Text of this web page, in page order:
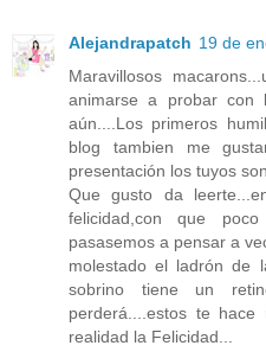
Alejandrapatch 19 de
Maravillosos
animarse a probar con
aún....Los primeros
blog tambien me
presentación los tuyos son
Que gusto da
felicidad,con que
pasasemos a pensar a
molestado el ladrón de
sobrino tiene un
perderá....estos te
realidad la Felicidad...